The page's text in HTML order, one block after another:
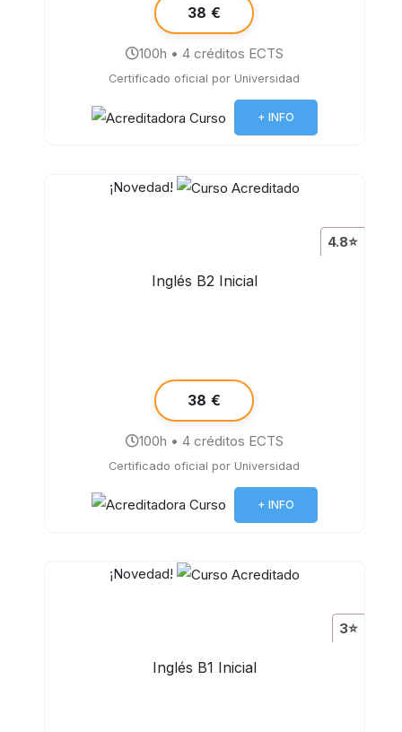
38 €
100h • 4 créditos ECTS
Certificado oficial por Universidad
+ INFO
¡Novedad!
4.8⭐
Inglés B2 Inicial
38 €
100h • 4 créditos ECTS
Certificado oficial por Universidad
+ INFO
¡Novedad!
3⭐
Inglés B1 Inicial